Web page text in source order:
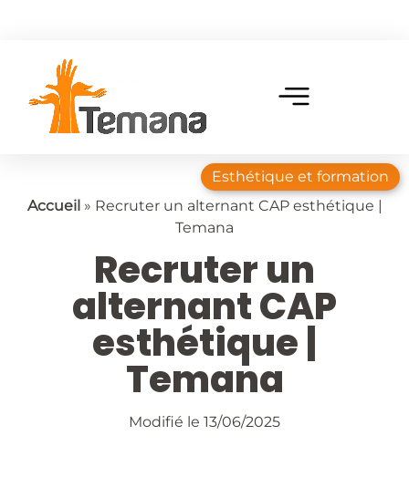
Esthétique et formation
Accueil» Recruter un alternant CAP esthétique |
Temana
Recruter un
alternant CAP
esthétique |
Temana
Modifié le 13/06/2025